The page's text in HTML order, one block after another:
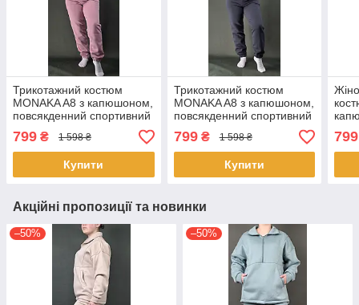
Трикотажний костюм
MONAKA A8 з капюшоном,
повсякденний спортивний
комплект худі та штани,
турецький трикотаж,
розмір S/M Рожевий
799 ₴ 1 598 ₴
Купити
Трикотажний костюм
MONAKA A8 з капюшоном,
повсякденний спортивний
комплект худі та штани,
турецький трикотаж,
розмір S/M Сірий
799₴ 1 598 ₴
Купити
799
Акційні пропозиції та новинки
–50% –50%